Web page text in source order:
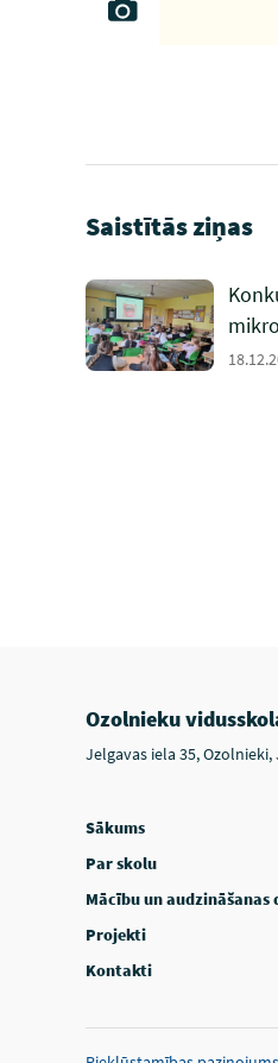
Saistītās ziņas
Ozolnieku
Jelgavas iela 35, Ozolnieki,
Sākums
Par skolu
Mācību un audzināšanas
Projekti
Kontakti